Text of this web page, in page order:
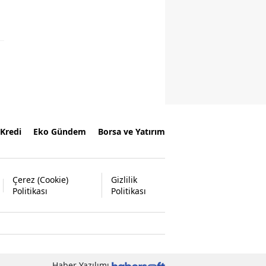
Kredi Eko Gündem Borsa ve Yatırım
Çerez (Cookie)
Politikası
Gizlilik
Politikası